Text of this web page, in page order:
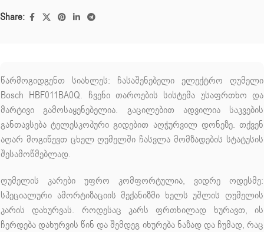
Share:
წარმოგიდგენთ სიახლეს: ჩასაშენებელი ელექტრო ღუმელი
Bosch HBF011BA0Q. ჩვენი თაროების სისტემა უსაფრთხო და
მარტივი გამოსაყენებელია. გაცილებით ადვილია საკვების
განთავსება ტელესკოპური გიდებით აღჭურვილ დონეზე. თქვენ
აღარ მოგიწევთ ცხელ ღუმელში ჩასვლა მომზადების სტატუსის
შესამოწმებლად.
ღუმელის კარები უფრო კომფორტულია, ვიდრე ოდესმე:
სპეციალური ამორტიზაციის მექანიზმი ხელს უშლის ღუმელის
კარის დახურვას. როდესაც კარს ფრთხილად ხურავთ, ის
ჩერდება დახურვის წინ და შემდეგ იხურება ნაზად და ჩუმად, რაც